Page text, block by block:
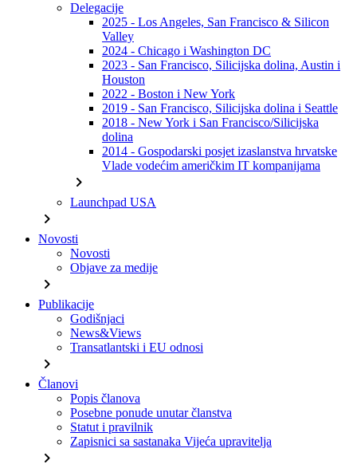
Delegacije
2025 - Los Angeles, San Francisco & Silicon
Valley
2024 - Chicago i Washington DC
2023 - San Francisco, Silicijska dolina, Austin i
Houston
2022 - Boston i New York
2019 - San Francisco, Silicijska dolina i Seattle
2018 - New York i San Francisco/Silicijska
dolina
2014 - Gospodarski posjet izaslanstva hrvatske
Vlade vodećim američkim IT kompanijama
chevron_right
Launchpad USA
chevron_right
Novosti
Novosti
Objave za medije
chevron_right
Publikacije
Godišnjaci
News&Views
Transatlantski i EU odnosi
chevron_right
Članovi
Popis članova
Posebne ponude unutar članstva
Statut i pravilnik
Zapisnici sa sastanaka Vijeća upravitelja
chevron_right